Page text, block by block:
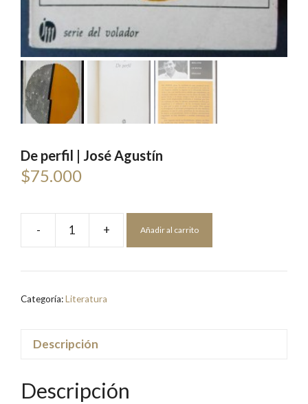
De perfil | José Agustín
$75.000
-
|
+ Añadir al carrito
Categoría:Literatura
Descripción
Descripción